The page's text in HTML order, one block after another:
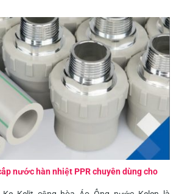
nước hàn nhiệt PPR chuyên dùng cho